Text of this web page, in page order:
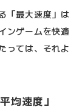
「最大速度」は
ンゲームを快適
っては、それよ
均速度」